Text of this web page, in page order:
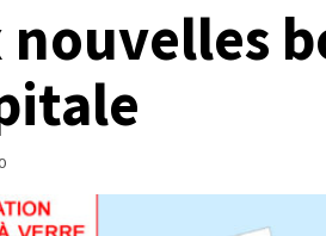
nouvelles
0